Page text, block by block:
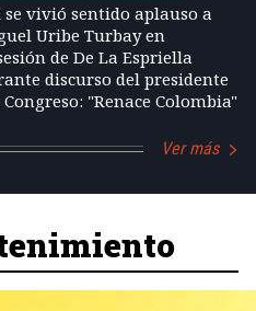
se vivió sentido aplauso a
Uribe Turbay en
de De La Espriella
discurso del presidente
"Renace Colombia"
Ver más